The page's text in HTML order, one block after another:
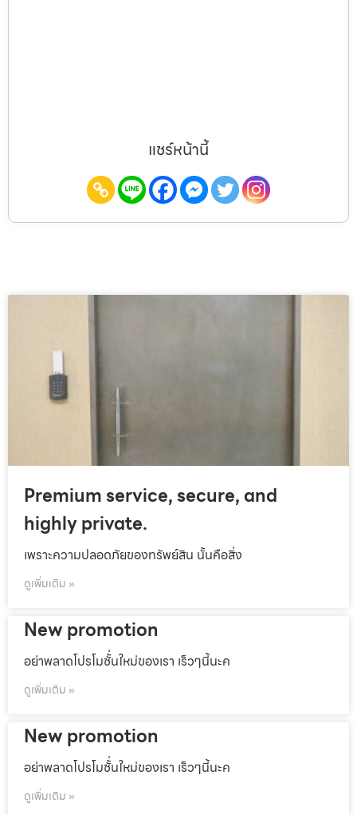
แชร์หน้านี้
Premium service, secure, and
highly private.
เพราะความปลอดภัยของทรัพย์สิน นั้นคือสิ่ง
ดูเพิ่มเติม »
New promotion
อย่าพลาดโปรโมชั้่นใหม่ของเรา เร็วๆนี้นะค
ดูเพิ่มเติม »
New promotion
อย่าพลาดโปรโมชั้่นใหม่ของเรา เร็วๆนี้นะค
ดูเพิ่มเติม »